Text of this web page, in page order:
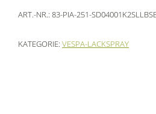
ART.-NR.: 83-PIA-251-
KATEGORIE: VESPA-LACKSPRAY